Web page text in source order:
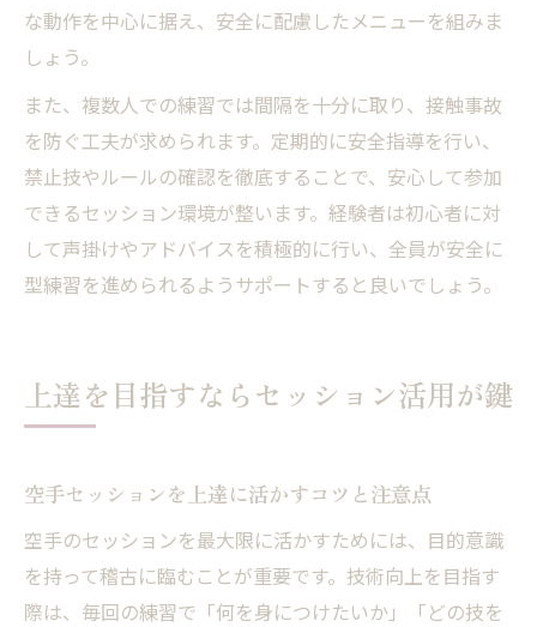
な動作を中心に据え、安全に配慮したメニューを組みま
しょう。
また、複数人での練習では間隔を十分に取り、接触事故
を防ぐ工夫が求められます。定期的に安全指導を行い、
禁止技やルールの確認を徹底することで、安心して参加
できるセッション環境が整います。経験者は初心者に対
して声掛けやアドバイスを積極的に行い、全員が安全に
型練習を進められるようサポートすると良いでしょう。
上達を目指すならセッション活用が鍵
空手セッションを上達に活かすコツと注意点
空手のセッションを最大限に活かすためには、目的意識
を持って稽古に臨むことが重要です。技術向上を目指す
際は、毎回の練習で「何を身につけたいか」「どの技を